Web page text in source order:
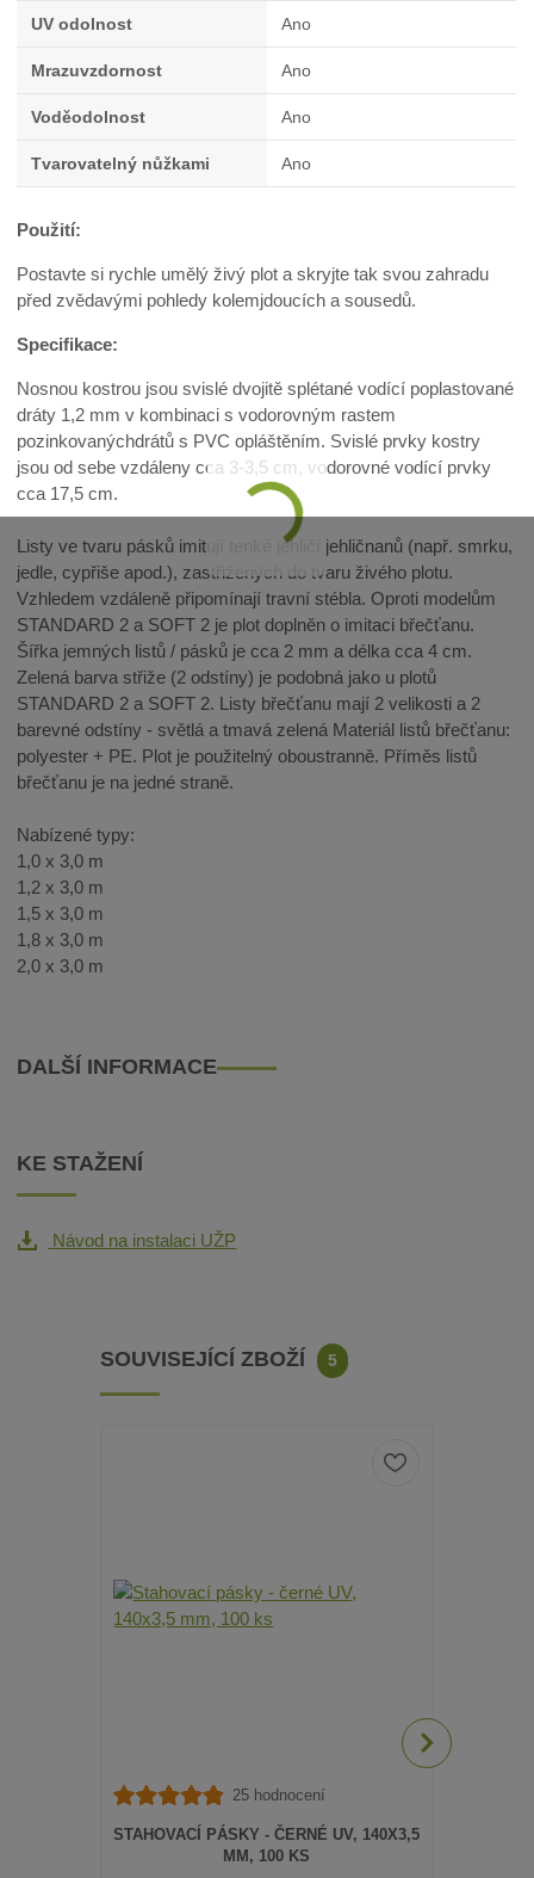
UV odolnost Ano
Mrazuvzdornost Ano
Voděodolnost Ano
Tvarovatelný nůžkami Ano
Použití:
Postavte si rychle umělý živý plot a skryjte tak svou zahradu
před zvědavými pohledy kolemjdoucích a sousedů.
Specifikace:
Nosnou kostrou jsou svislé dvojitě splétané vodící poplastované
dráty 1,2 mm v kombinaci s vodorovným rastem
pozinkovanýchdrátů s PVC opláštěním. Svislé prvky kostry
jsou od sebe vzdáleny cca 3-3,5 cm, vodorovné vodící prvky
cca 17,5 cm.
Listy ve tvaru pásků imitují tenké jehličí jehličnanů (např. smrku,
jedle, cypřiše apod.), zastřižených do tvaru živého plotu.
Vzhledem vzdáleně připomínají travní stébla. Oproti modelům
STANDARD 2 a SOFT 2 je plot doplněn o imitaci břečťanu.
Šířka jemných listů / pásků je cca 2 mm a délka cca 4 cm.
Zelená barva střiže (2 odstíny) je podobná jako u plotů
STANDARD 2 a SOFT 2. Listy břečťanu mají 2 velikosti a 2
barevné odstíny - světlá a tmavá zelená Materiál listů břečťanu:
polyester + PE. Plot je použitelný oboustranně. Příměs listů
břečťanu je na jedné straně.
Nabízené typy:
1,0 x 3,0 m
1,2 x 3,0 m
1,5 x 3,0 m
1,8 x 3,0 m
2,0 x 3,0 m
DALŠÍ INFORMACE
KE STAŽENÍ
Návod na instalaci UŽP
SOUVISEJÍCÍ ZBOŽÍ 5
25 hodnocení
STAHOVACÍ PÁSKY - ČERNÉ UV, 140X3,5
MM, 100 KS